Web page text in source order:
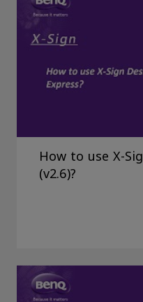
How to use X-
(v2.6)?